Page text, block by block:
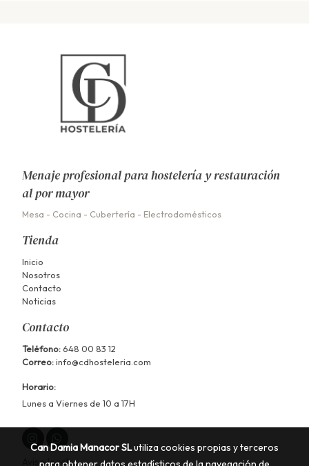
Menaje profesional para hostelería y restauración
al por mayor
Mesa - Cocina - Cubertería - Electrodomésticos
Tienda
Inicio
Nosotros
Contacto
Noticias
Contacto
Teléfono: 648 00 83 12
Correo:info@cdhosteleria.com
Horario:
Lunes a Viernes de 10 a 17H
Aviso legal
Can Damia Manacor SLutiliza cookies propias y terceros